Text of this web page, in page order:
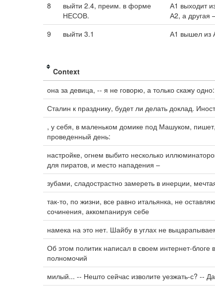
8
выйти 2.4, преим. в форме
НЕСОВ.
А1 выходит
А2, а другая
9 выйти 3.1 А1 вышел из
Context
она за девица, -- я не говорю, а только скажу
Сталин к празднику, будет ли делать доклад.
, у себя, в маленьком домике под Машуком,
проведенный день:
настройке, огнем выбито несколько
для пиратов, и место нападения –
зубами, сладострастно замереть в инерции,
так-то, по жизни, все равно итальянка, не
сочинения, аккомпанируя себе
намека на это нет. Шайбу в углах не
Об этом политик написал в своем интернет-блоге
полномочий
милый... -- Нешто сейчас изволите уезжать-с? --